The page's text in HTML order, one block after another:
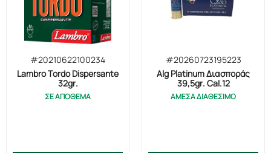
#20210622100234
Lambro Tordo Dispersante
32gr.
ΣΕ ΑΠΟΘΕΜΑ
#20260723195223
Alg Platinum Διασποράς
39,5gr. Cal.12
ΑΜΕΣΑ ΔΙΑΘΕΣΙΜΟ